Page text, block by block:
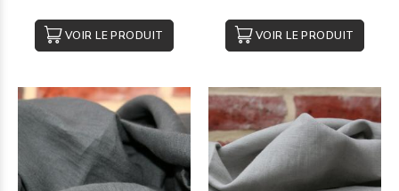
VOIR LE PRODUIT VOIR LE PRODUIT